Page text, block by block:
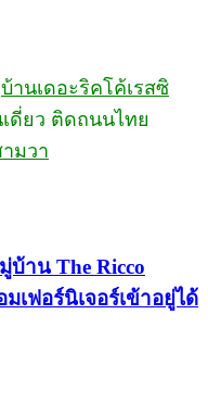
านเดอะริคโค้เรสซิ
ดี่ยว ติดถนนไทย
มวา
บ้าน The Ricco
เฟอร์นิเจอร์เข้าอยู่ได้